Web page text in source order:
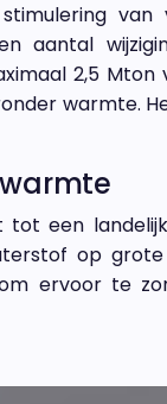
van
aantal
2,5 Mton
warmte.
een
op
ervoor te